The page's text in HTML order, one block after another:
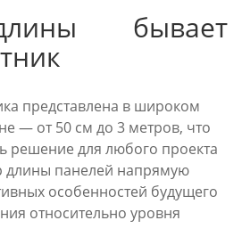
бывает
представлена в широком
— от 50 см до 3 метров, что
решение для любого проекта
длины панелей напрямую
особенностей будущего
относительно уровня